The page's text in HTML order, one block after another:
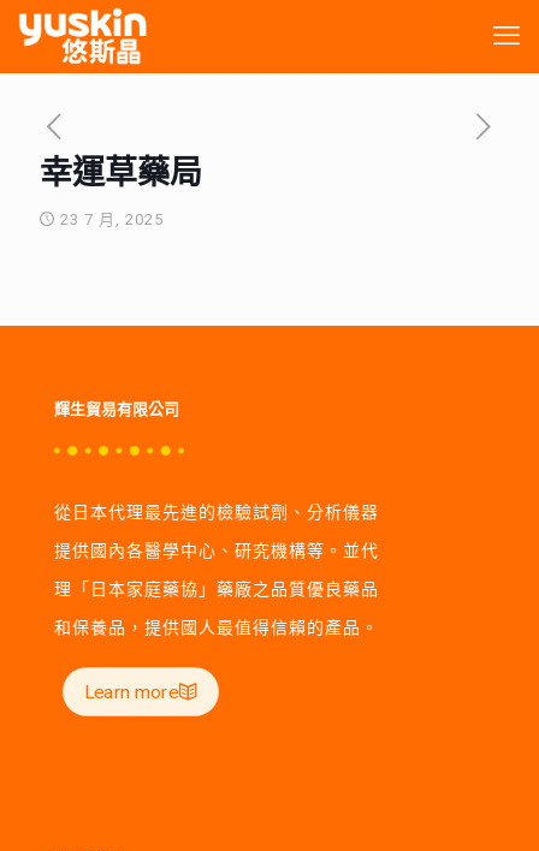
幸運草藥局
23 7 月, 2025
輝生貿易有限公司
從日本代理最先進的檢驗試劑、分析儀器
提供國內各醫學中心、研究機構等。並代
理「日本家庭藥協」藥廠之品質優良藥品
和保養品，提供國人最值得信賴的產品。
Learn more